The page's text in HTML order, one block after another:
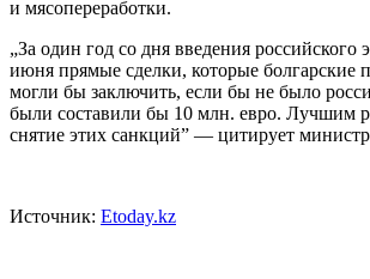
и мясопереработки.
„За один год со дня введения российского
июня прямые сделки, которые болгарские
могли бы заключить, если бы не было
были составили бы 10 млн. евро. Лучшим
снятие этих санкций” — цитирует
Источник: Etoday.kz